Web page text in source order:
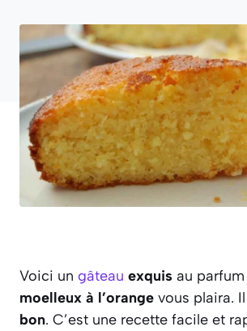
Voici un gâteau exquis au
moelleux à l’orange vous plaira.
bon. C’est une recette facile et